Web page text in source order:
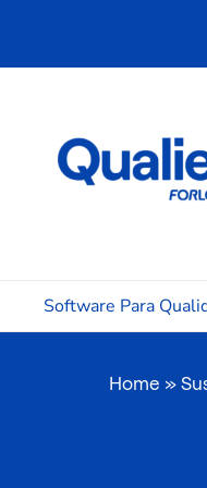
Software Para
Home »